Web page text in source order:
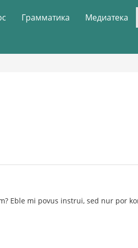
Грамматика Медиатека
Eble mi povus instrui, sed nur por